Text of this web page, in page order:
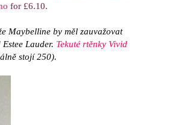
for £6.10.
Maybelline by měl zauvažovat
Lauder. Tekuté rtěnky Vivid
stojí 250).